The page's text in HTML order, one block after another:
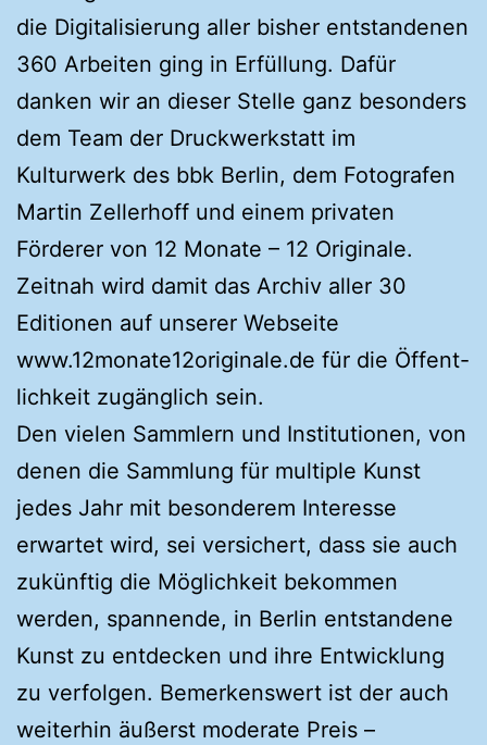
die Digitalisierung aller bisher entstandenen
360 Arbeiten ging in Erfüllung. Dafür
danken wir an dieser Stelle ganz besonders
dem Team der Druckwerkstatt im
Kulturwerk des bbk Berlin, dem Fotografen
Martin Zellerhoff und einem privaten
Förderer von 12 Monate – 12 Originale.
Zeitnah wird damit das Archiv aller 30
Editionen auf unserer Webseite
www.12monate12originale.de für die Öffent-
lichkeit zugänglich sein.
Den vielen Sammlern und Institutionen, von
denen die Sammlung für multiple Kunst
jedes Jahr mit besonderem Interesse
erwartet wird, sei versichert, dass sie auch
zukünftig die Möglichkeit bekommen
werden, spannende, in Berlin entstandene
Kunst zu entdecken und ihre Entwicklung
zu verfolgen. Bemerkenswert ist der auch
weiterhin äußerst moderate Preis –